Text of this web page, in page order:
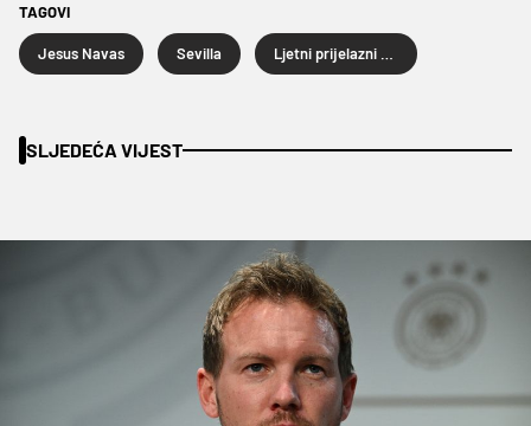
TAGOVI
Jesus Navas Sevilla
SLJEDEĆA VIJEST